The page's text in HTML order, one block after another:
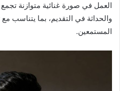
العمل في صورة غنائية متوازنة تجمع
والحداثة في التقديم، بما يتناسب
المستمعين.